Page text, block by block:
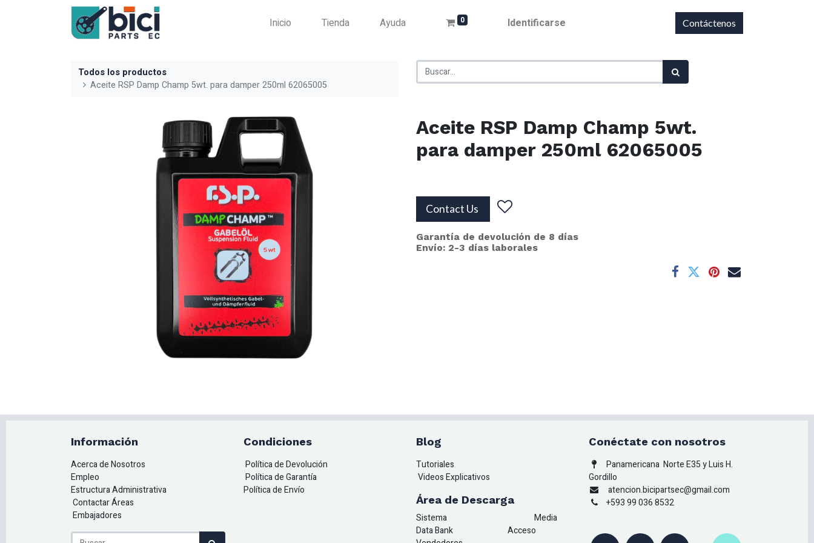
Inicio Tienda Ayuda 0 Identificarse Contáctenos
Todos los productos
Aceite RSP Damp Champ 5wt. para damper 250ml 62065005
Aceite RSP Damp Champ 5wt.
para damper 250ml 62065005
Contact Us
Garantía de devolución de 8 días
Envío: 2-3 días laborales
Información
Acerca de Nosotros
Empleo
Estructura Administrativa
Contactar Áreas
Embajadores
Condiciones
Política de Devolución
Política de Garantía
Política de Envío
Blog
Tutoriales
Videos Explicativos
Área de Descarga
Sistema
Media
Data Bank
Acceso
Conéctate con nosotros
Panamericana Norte E35 y Luis H.
Gordillo
atencion.bicipartsec@gmail.com
+593 99 036 8532